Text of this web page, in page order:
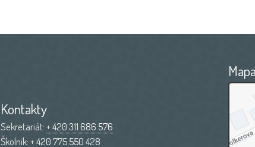
Kontakty
Sekretariát:+ 420 311 686 576
Školník:+ 420 775 550 428